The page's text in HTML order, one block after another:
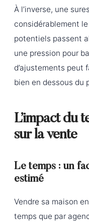
À l’inverse, une
considérablement
potentiels passent
une pression pour
d’ajustements peut
bien en dessous du
L’impact du
sur la vente
Le temps : un
estimé
Vendre sa maison
temps que par